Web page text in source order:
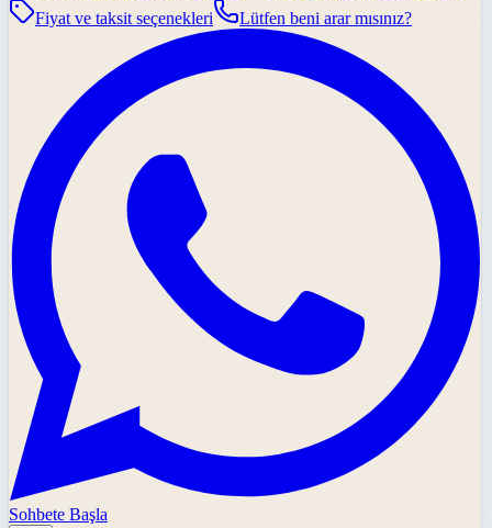
Fiyat ve taksit seçenekleri
Lütfen beni arar mısınız?
Sohbete Başla